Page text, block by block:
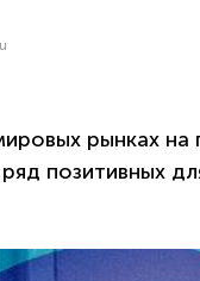
рынках
позитивных